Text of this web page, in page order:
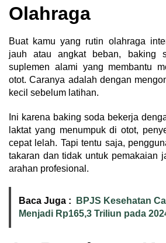
Olahraga
Buat kamu yang rutin olahraga
jauh atau angkat beban, baking
suplemen alami yang membantu
otot. Caranya adalah dengan
kecil sebelum latihan.
Ini karena baking soda bekerja
laktat yang menumpuk di otot,
cepat lelah. Tapi tentu saja,
takaran dan tidak untuk pemakaian
arahan profesional.
Baca Juga :
BPJS Kesehatan
Menjadi Rp165,3 Triliun pada